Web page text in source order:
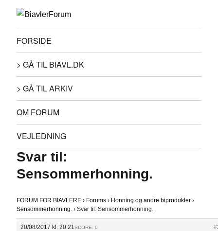
FORSIDE
> GÅ TIL BIAVL.DK
> GÅ TIL ARKIV
OM FORUM
VEJLEDNING
Svar til:
Sensommerhonning.
FORUM FOR BIAVLERE › Forums › Honning og andre biprodukter ›
Sensommerhonning. › Svar til: Sensommerhonning.
20/08/2017 kl. 20:21SCORE: 0